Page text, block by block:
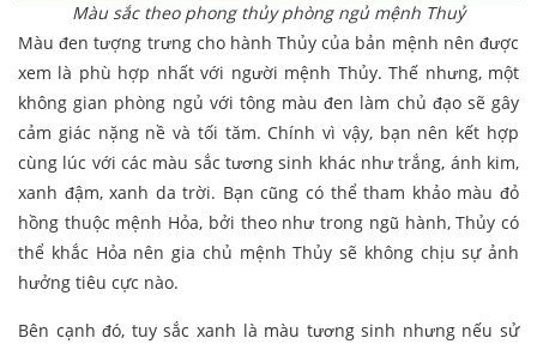
Màu sắc theo phong thủy phòng ngủ mệnh Thuỷ
Màu đen tượng trưng cho hành Thủy của bản mệnh nên được
xem là phù hợp nhất với người mệnh Thủy. Thế nhưng, một
không gian phòng ngủ với tông màu đen làm chủ đạo sẽ gây
cảm giác nặng nề và tối tăm. Chính vì vậy, bạn nên kết hợp
cùng lúc với các màu sắc tương sinh khác như trắng, ánh kim,
xanh đậm, xanh da trời. Bạn cũng có thể tham khảo màu đỏ
hồng thuộc mệnh Hỏa, bởi theo như trong ngũ hành, Thủy có
thể khắc Hỏa nên gia chủ mệnh Thủy sẽ không chịu sự ảnh
hưởng tiêu cực nào.
Bên cạnh đó, tuy sắc xanh là màu tương sinh nhưng nếu sử